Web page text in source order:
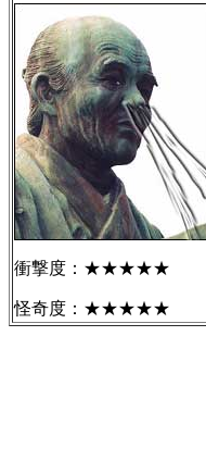
衝撃度：★★★★★
怪奇度：★★★★★